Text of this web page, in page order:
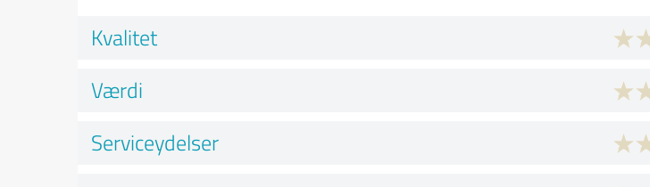
Kvalitet
Værdi
Serviceydelser